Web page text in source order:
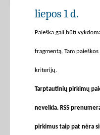
liepos 1 d.
Paieška gali būti
fragmentą. Tam
kriterijų.
Tarptautinių pirkimų
neveikia. RSS
pirkimus taip pat nėra